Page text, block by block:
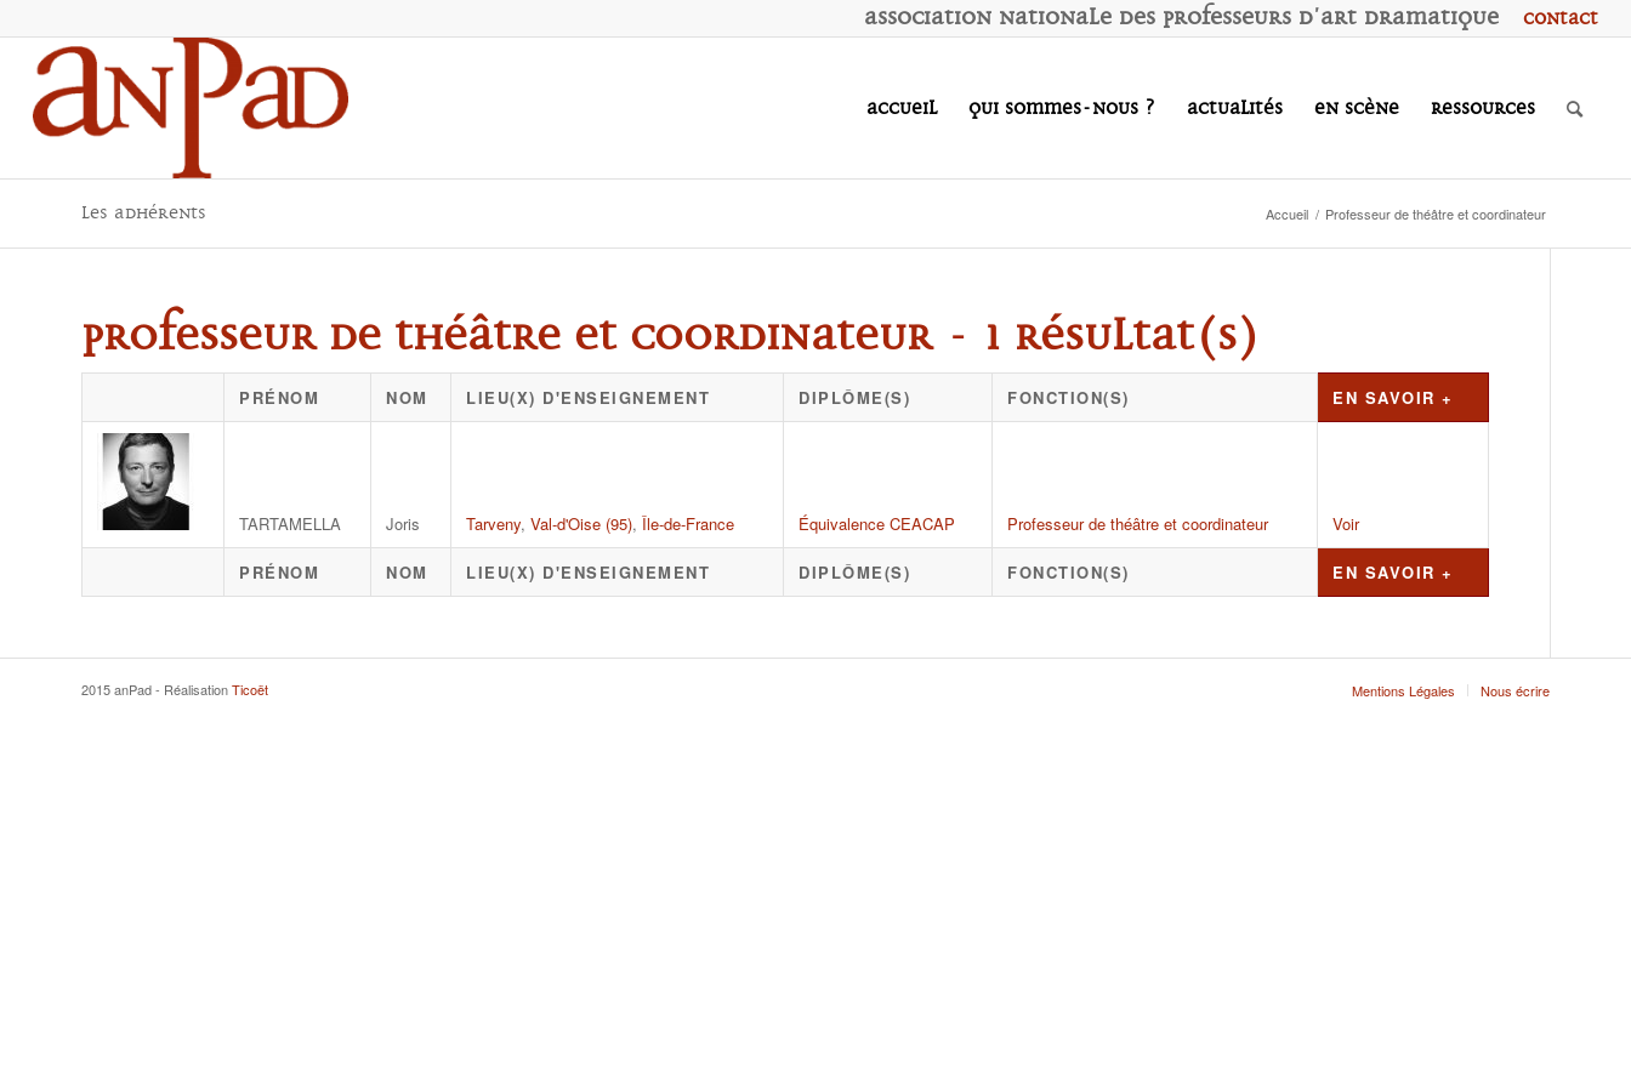
Contact
Association Nationale des Professeurs d'Art Dramatique
Accueil Qui sommes-nous ? Actualités En scène Ressources
Les adhérents Accueil / Professeur de théâtre et coordinateur
Professeur de théâtre et coordinateur - 1 résultat(s)
PRÉNOM NOM LIEU(X) D'ENSEIGNEMENT DIPLÔME(S) FONCTION(S) EN SAVOIR +
TARTAMELLA Joris Tarveny, Val-d'Oise (95), Île-de-France Équivalence CEACAP Professeur de théâtre et coordinateur Voir
PRÉNOM NOM LIEU(X) D'ENSEIGNEMENT DIPLÔME(S) FONCTION(S) EN SAVOIR +
2015 anPad - RéalisationTicoët Mentions Légales Nous écrire